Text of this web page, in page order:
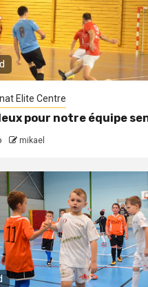
Elite Centre
pour notre équipe
mikael